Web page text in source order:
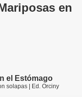
en
el Estómago
solapas | Ed. Orciny